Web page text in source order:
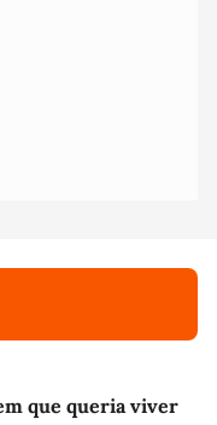
que queria viver